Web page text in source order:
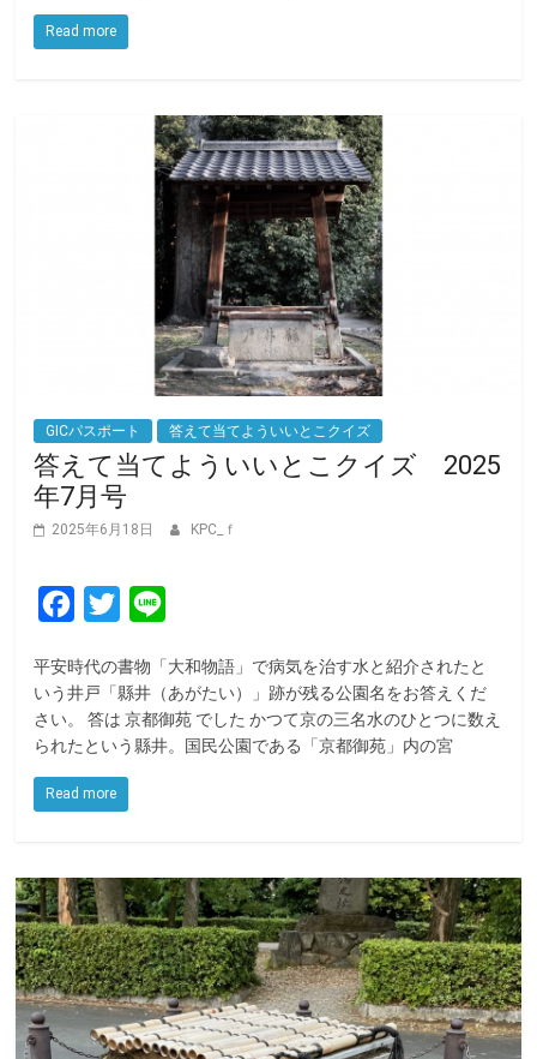
o
o
e
r
Read more
GICパスポート 答えて当てよういいとこクイズ
答えて当てよういいとこクイズ 2025
年7月号
2025年6月18日 KPC_ｆ
c
b
o
o
T
i
t
t
e
r
n
e
平安時代の書物「大和物語」で病気を治す水と紹介されたと
いう井戸「縣井（あがたい）」跡が残る公園名をお答えくだ
さい。 答は 京都御苑 でした かつて京の三名水のひとつに数え
られたという縣井。国民公園である「京都御苑」内の宮
Read more